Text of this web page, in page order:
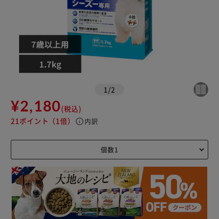
1 /2
¥2,180(税込)
21ポイント （1倍） info 内訳